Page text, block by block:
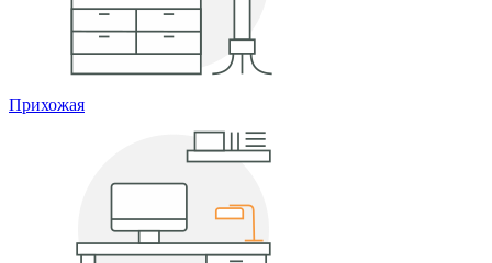
Прихожая